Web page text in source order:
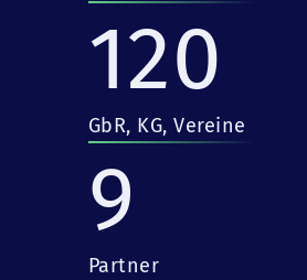
120
GbR, KG, Vereine
9
Partner